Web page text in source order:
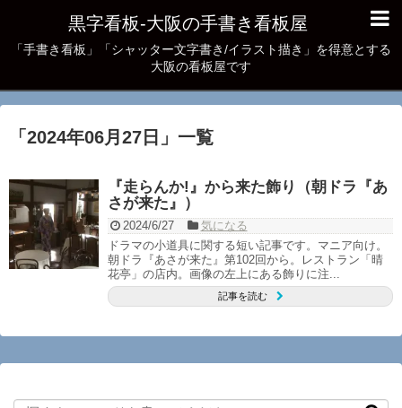
黒字看板‐大阪の手書き看板屋
「手書き看板」「シャッター文字書き/イラスト描き」を得意とする
大阪の看板屋です
「 2024年06月27日 」 一覧
『走らんか!』から来た飾り（朝ドラ『あ
さが来た』）
2024/6/27
気になる
ドラマの小道具に関する短い記事です。マニア向け。
朝ドラ『あさが来た』第102回から。レストラン「晴
花亭」の店内。画像の左上にある飾りに注...
記事を読む